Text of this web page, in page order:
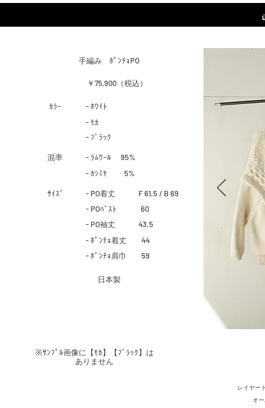
​手編み ﾎﾟﾝﾁｮPO
￥75,900（税込）
​ｶﾗｰ
- ﾎﾜｲﾄ
- ﾓｶ
- ﾌﾞﾗｯｸ
​混率
- ﾗﾑｳｰﾙ 95%
- ｶｼﾐﾔ 5%
​ｻｲｽﾞ
- PO着丈 F 61.5 / B 69
- POﾊﾞｽﾄ 60
- PO袖丈 43.5
- ﾎﾟﾝﾁｮ着丈 44
- ﾎﾟﾝﾁｮ肩巾 59
​日本製
​※ｻﾝﾌﾟﾙ画像に【ﾓｶ】【ﾌﾞﾗｯｸ】は
ありません
レイヤー
オ